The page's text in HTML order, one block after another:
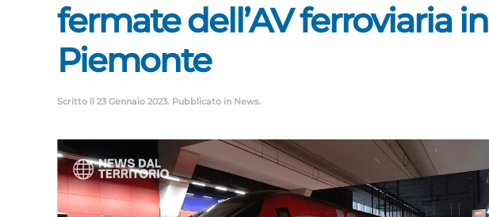
fermate dell’AV ferroviaria in
Piemonte
Scritto il 23 Gennaio 2023. Pubblicato in News.